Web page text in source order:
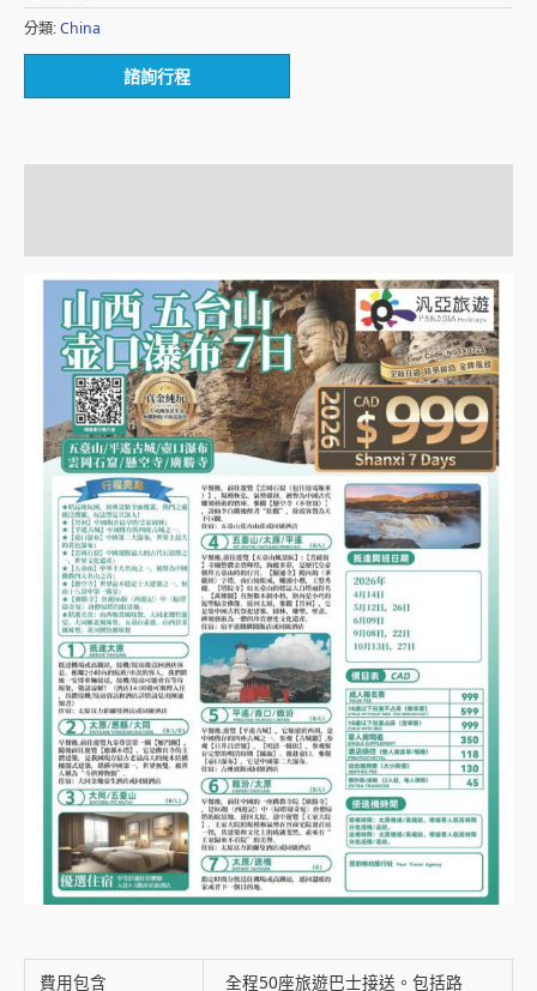
分類: China
諮詢行程
費用包含 全程50座旅遊巴士接送。包括路